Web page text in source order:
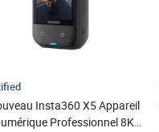
Insta360 X5 Appareil
Professionnel 8K